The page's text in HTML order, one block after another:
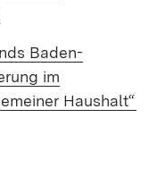
Baden-
im
Haushalt“